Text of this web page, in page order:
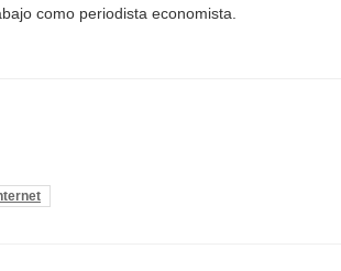
como periodista economista.